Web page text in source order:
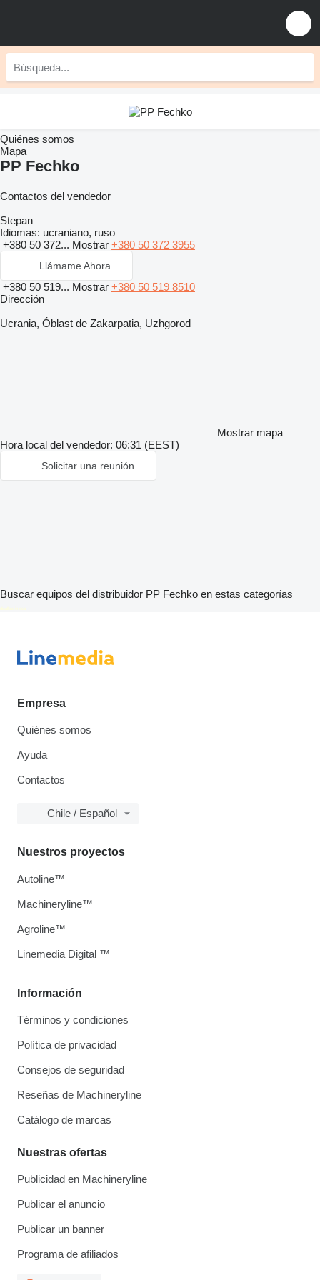
Quiénes somos
Mapa
PP Fechko
Contactos del vendedor
Stepan
Idiomas: ucraniano, ruso
+380 50 372... Mostrar +380 50 372 3955
Llámame Ahora
+380 50 519... Mostrar +380 50 519 8510
Dirección
Ucrania, Óblast de Zakarpatia, Uzhgorod
Mostrar mapa
Hora local del vendedor: 06:31 (EEST)
Solicitar una reunión
Buscar equipos del distribuidor PP Fechko en estas categorías
disallow-in-dsa
Empresa
Quiénes somos
Ayuda
Contactos
Chile / Español
Información
Términos y condiciones
Política de privacidad
Consejos de seguridad
Reseñas de Machineryline
Catálogo de marcas
Nuestras ofertas
Publicidad en Machineryline
Publicar el anuncio
Publicar un banner
Programa de afiliados
Nuestros proyectos
Autoline™
Machineryline™
Agroline™
Linemedia Digital ™